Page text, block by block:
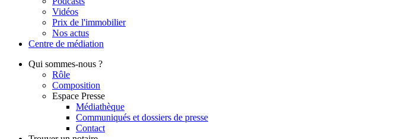
Vidéos
Prix de l'immobilier
Nos actus
Centre de médiation
Qui sommes-nous ?
Rôle
Composition
Espace Presse
Médiathèque
Communiqués et dossiers de presse
Contact